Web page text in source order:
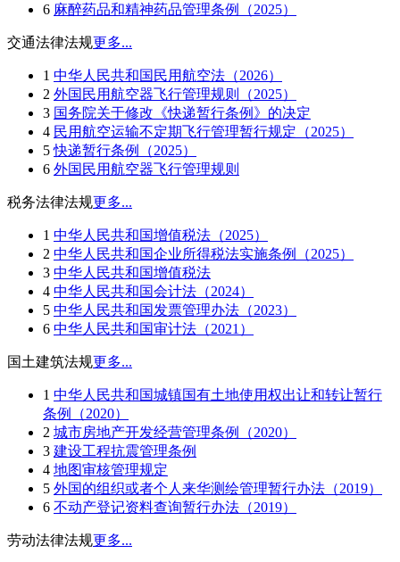
6 麻醉药品和精神药品管理条例（2025）
交通法律法规更多...
1 中华人民共和国民用航空法（2026）
2 外国民用航空器飞行管理规则（2025）
3 国务院关于修改《快递暂行条例》的决定
4 民用航空运输不定期飞行管理暂行规定（2025）
5 快递暂行条例（2025）
6 外国民用航空器飞行管理规则
税务法律法规更多...
1 中华人民共和国增值税法（2025）
2 中华人民共和国企业所得税法实施条例（2025）
3 中华人民共和国增值税法
4 中华人民共和国会计法（2024）
5 中华人民共和国发票管理办法（2023）
6 中华人民共和国审计法（2021）
国土建筑法规更多...
1 中华人民共和国城镇国有土地使用权出让和转让暂行
条例（2020）
2 城市房地产开发经营管理条例（2020）
3 建设工程抗震管理条例
4 地图审核管理规定
5 外国的组织或者个人来华测绘管理暂行办法（2019）
6 不动产登记资料查询暂行办法（2019）
劳动法律法规更多...